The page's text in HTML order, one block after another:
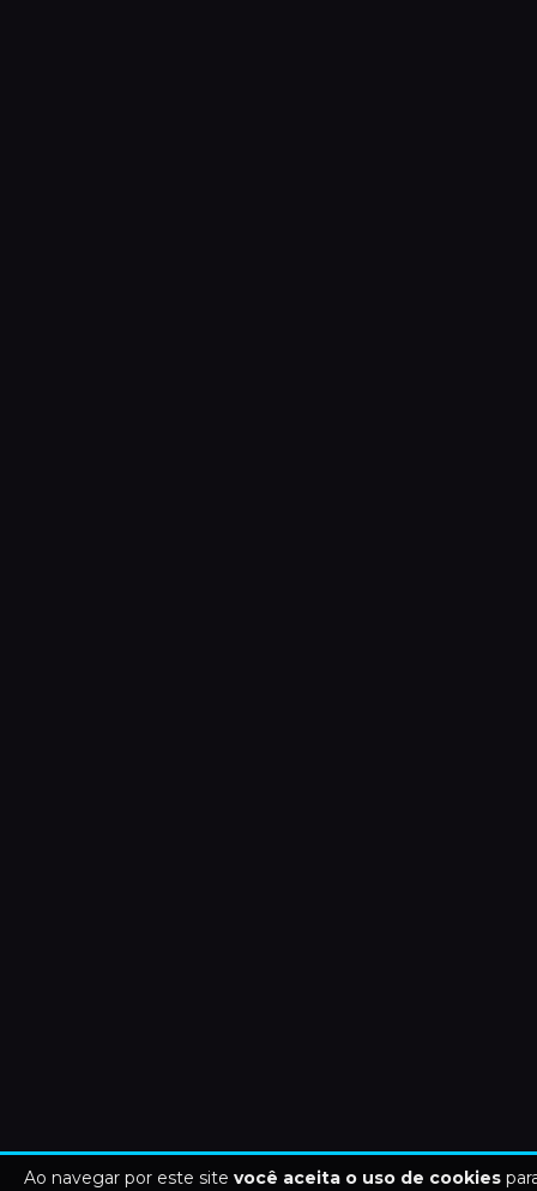
Ao navegar por este site você aceita o uso de cookies